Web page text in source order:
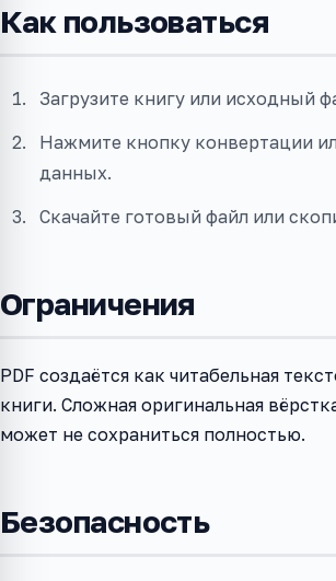
Как пользоваться
Загрузите книгу или исходный
Нажмите кнопку конвертации
данных.
Скачайте готовый файл или
Ограничения
PDF создаётся как читабельная
книги. Сложная оригинальная
может не сохраниться полностью.
Безопасность